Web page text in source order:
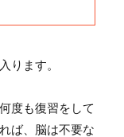
ります。
度も復習をして
ば、脳は不要な